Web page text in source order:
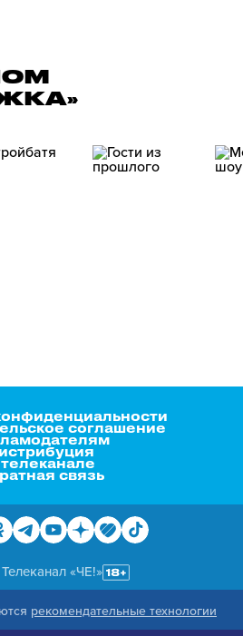
соглашение
связь
«ЧЕ!»
рекомендательные технологии